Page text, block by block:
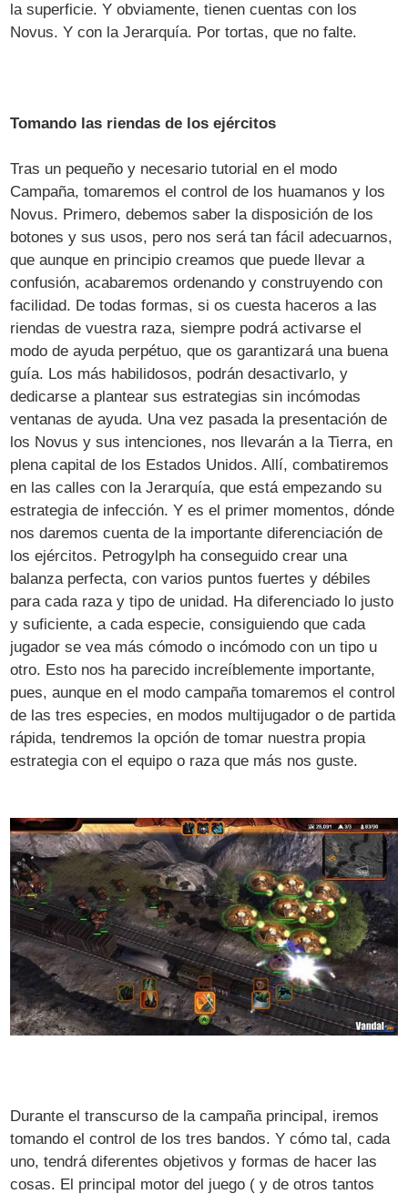
la superficie. Y obviamente, tienen cuentas con los
Novus. Y con la Jerarquía. Por tortas, que no falte.
Tomando las riendas de los ejércitos
Tras un pequeño y necesario tutorial en el modo
Campaña, tomaremos el control de los huamanos y los
Novus. Primero, debemos saber la disposición de los
botones y sus usos, pero nos será tan fácil adecuarnos,
que aunque en principio creamos que puede llevar a
confusión, acabaremos ordenando y construyendo con
facilidad. De todas formas, si os cuesta haceros a las
riendas de vuestra raza, siempre podrá activarse el
modo de ayuda perpétuo, que os garantizará una buena
guía. Los más habilidosos, podrán desactivarlo, y
dedicarse a plantear sus estrategias sin incómodas
ventanas de ayuda. Una vez pasada la presentación de
los Novus y sus intenciones, nos llevarán a la Tierra, en
plena capital de los Estados Unidos. Allí, combatiremos
en las calles con la Jerarquía, que está empezando su
estrategia de infección. Y es el primer momentos, dónde
nos daremos cuenta de la importante diferenciación de
los ejércitos. Petrogylph ha conseguido crear una
balanza perfecta, con varios puntos fuertes y débiles
para cada raza y tipo de unidad. Ha diferenciado lo justo
y suficiente, a cada especie, consiguiendo que cada
jugador se vea más cómodo o incómodo con un tipo u
otro. Esto nos ha parecido increíblemente importante,
pues, aunque en el modo campaña tomaremos el control
de las tres especies, en modos multijugador o de partida
rápida, tendremos la opción de tomar nuestra propia
estrategia con el equipo o raza que más nos guste.
Durante el transcurso de la campaña principal, iremos
tomando el control de los tres bandos. Y cómo tal, cada
uno, tendrá diferentes objetivos y formas de hacer las
cosas. El principal motor del juego ( y de otros tantos